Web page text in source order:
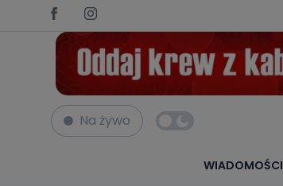
Na żywo
WIADOMOŚCI